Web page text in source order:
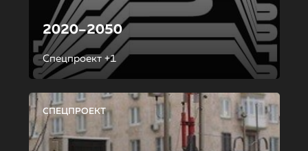
2020–2050
Спецпроект +1
СПЕЦПРОЕКТ